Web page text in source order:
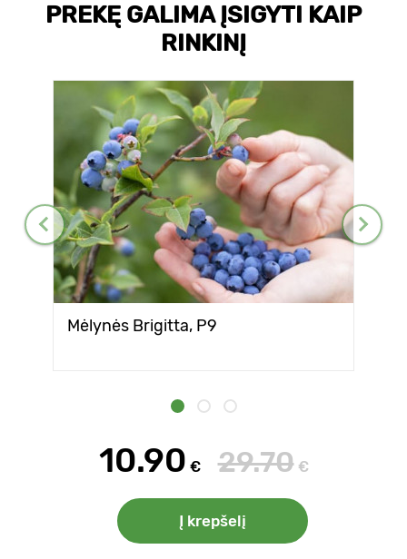
PREKĘ GALIMA ĮSIGYTI KAIP
RINKINĮ
Mėlynės Brigitta, P9
10.90 € 29.70 €
Į krepšelį